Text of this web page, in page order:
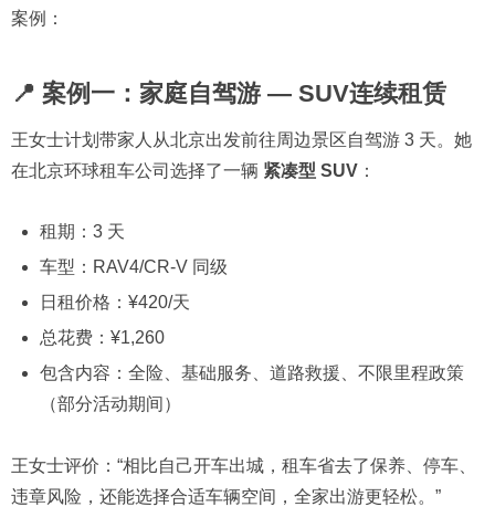
案例：
📍 案例一：家庭自驾游 — SUV连续租赁
王女士计划带家人从北京出发前往周边景区自驾游 3 天。她
在北京环球租车公司选择了一辆 紧凑型 SUV ：
租期：3 天
车型：RAV4/CR-V 同级
日租价格：¥420/天
总花费：¥1,260
包含内容：全险、基础服务、道路救援、不限里程政策
（部分活动期间）
王女士评价：“相比自己开车出城，租车省去了保养、停车、
违章风险，还能选择合适车辆空间，全家出游更轻松。”